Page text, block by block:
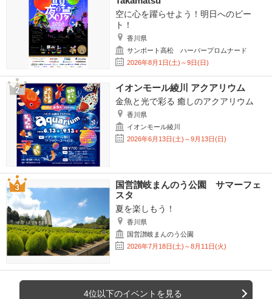
空に心を躍らせよう！明日へのビー
ト！
香川県
サンポート高松 ハーバープロムナード
2026年8月1日(土)～9日(日)
イオンモール綾川 アクアリウム
金魚と光で彩る 癒しのアクアリウム
香川県
イオンモール綾川
2026年6月13日(土)～9月13日(日)
国営讃岐まんのう公園 サマーフェ
スタ
夏を楽しもう！
香川県
国営讃岐まんのう公園
2026年7月18日(土)～8月11日(火)
4位以下のイベントを見る